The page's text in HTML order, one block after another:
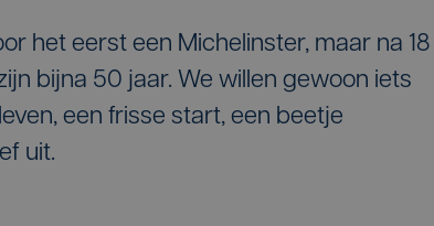
het eerst een Michelinster, maar na 18
bijna 50 jaar. We willen gewoon iets
een frisse start, een beetje
uit.